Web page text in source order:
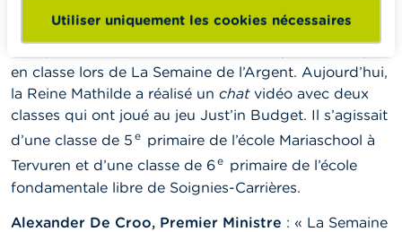
Utiliser uniquement les cookies nécessaires
choix de consommation.
en classe lors de La Semaine de l’Argent. Aujourd’hui,
la Reine Mathilde a réalisé un chatvidéo avec deux
classes qui ont joué au jeu Just’in Budget. Il s’agissait
d’une classe de 5 e primaire de l’école Mariaschool à
Tervuren et d’une classe de 6e primaire de l’école
fondamentale libre de Soignies-Carrières.
Alexander De Croo, Premier Ministre : « La Semaine